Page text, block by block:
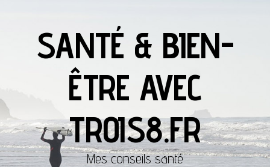
SANTÉ & BIEN-
ÊTRE AVEC
TROIS8.FR
Mes conseils santé